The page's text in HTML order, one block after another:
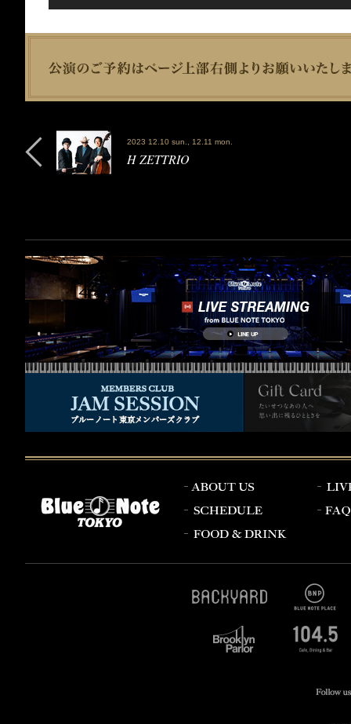
2023 12.10 sun., 12.11 mon.
H ZETTRIO